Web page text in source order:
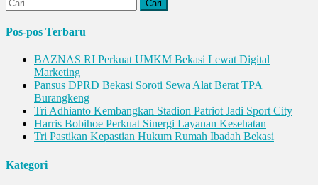
untuk:
Pos-pos Terbaru
BAZNAS RI Perkuat UMKM Bekasi Lewat Digital
Marketing
Pansus DPRD Bekasi Soroti Sewa Alat Berat TPA
Burangkeng
Tri Adhianto Kembangkan Stadion Patriot Jadi Sport City
Harris Bobihoe Perkuat Sinergi Layanan Kesehatan
Tri Pastikan Kepastian Hukum Rumah Ibadah Bekasi
Kategori